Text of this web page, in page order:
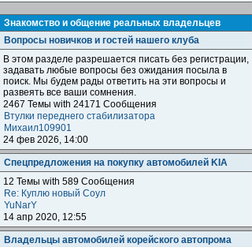
Знакомство и общение реальных владельцев
Вопросы новичков и гостей нашего клуба
В этом разделе разрешается писать без регистрации,
задавать любые вопросы без ожидания посыла в
поиск. Мы будем рады ответить на эти вопросы и
развеять все ваши сомнения.
2467 Темы with 24171 Сообщения
Втулки переднего стабилизатора
Михаил109901
24 фев 2026, 14:00
Спецпредложения на покупку автомобилей KIA
12 Темы with 589 Сообщения
Re: Куплю новый Соул
YuNarY
14 апр 2020, 12:55
Владельцы автомобилей корейского автопрома